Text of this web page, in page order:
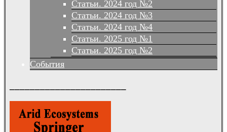
Статьи. 2024 год №2
Статьи. 2024 год №3
Статьи. 2024 год №4
Статьи. 2025 год №1
Статьи. 2025 год №2
События